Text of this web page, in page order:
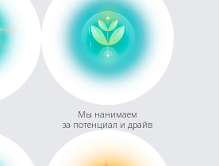
Мы нанимаем
за потенциал и драйв